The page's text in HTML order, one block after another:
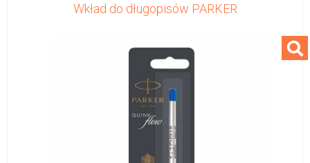
Wkład do długopisów PARKER